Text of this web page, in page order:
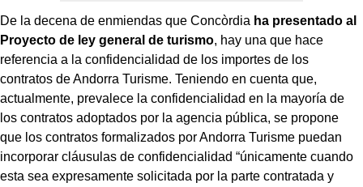
De la decena de enmiendas que Concòrdia ha presentado al
Proyecto de ley general de turismo, hay una que hace
referencia a la confidencialidad de los importes de los
contratos de Andorra Turisme. Teniendo en cuenta que,
actualmente, prevalece la confidencialidad en la mayoría de
los contratos adoptados por la agencia pública, se propone
que los contratos formalizados por Andorra Turisme puedan
incorporar cláusulas de confidencialidad “únicamente cuando
esta sea expresamente solicitada por la parte contratada y